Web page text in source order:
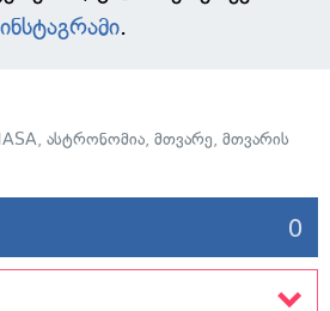
ინსტაგრამი.
, ასტრონომია, მთვარე, მთვარის
0